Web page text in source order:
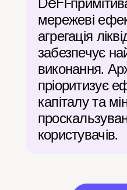
мережеві
агрегація
забезпечує
виконання.
пріоритизує
капіталу та
користувачів.